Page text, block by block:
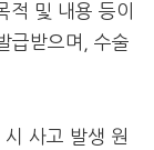
적 및 내용 등이
급받으며, 수술
사고 발생 원